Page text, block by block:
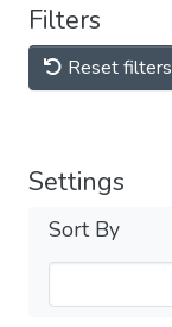
Filters
Reset filters
Settings
Sort By